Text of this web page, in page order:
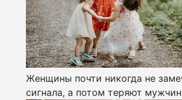
Женщины почти никогда не
сигнала, а потом теряют